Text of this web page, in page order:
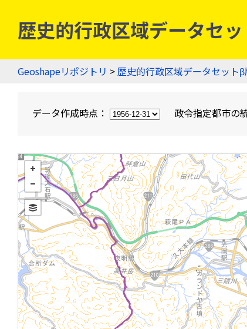
歴史的行政区域データセ
Geoshapeリポジトリ >歴史的行政区域データセット
データ作成時点： 政令指定都市の